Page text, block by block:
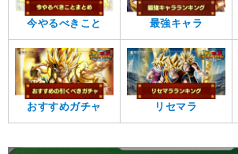
今やるべきこと 最強キャラ
おすすめガチャ リセマラ